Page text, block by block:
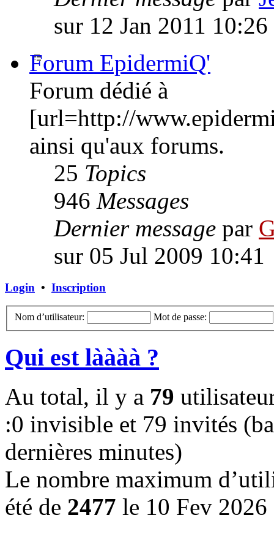
sur 12 Jan 2011 10:26
Forum EpidermiQ'
Forum dédié à
[url=http://
ainsi qu'aux forums.
25 Topics
946 Messages
Dernier message par
sur 05 Jul 2009 10:41
Login • Inscription
Nom d’utilisateur: Mot de passe:
Qui est làààà ?
Au total, il y a 79
:0 invisible et 79 invités
dernières minutes)
Le nombre maximum
été de 2477 le 10 Fev